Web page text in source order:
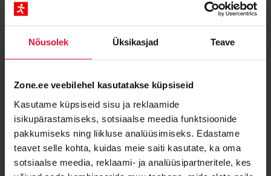
Nõusolek Üksikasjad Teave
Zone.ee veebilehel kasutatakse küpsiseid
Kasutame küpsiseid sisu ja reklaamide
isikupärastamiseks, sotsiaalse meedia funktsioonide
pakkumiseks ning liikluse analüüsimiseks. Edastame
teavet selle kohta, kuidas meie saiti kasutate, ka oma
sotsiaalse meedia, reklaami- ja analüüsipartneritele, kes
Miks valida Zone?
API dokumentatsioon
Kontakt ja rekvisiidid
Meediale ja partneritele
Zone Media teenusetingimused
Privaatsuspõhimõtted